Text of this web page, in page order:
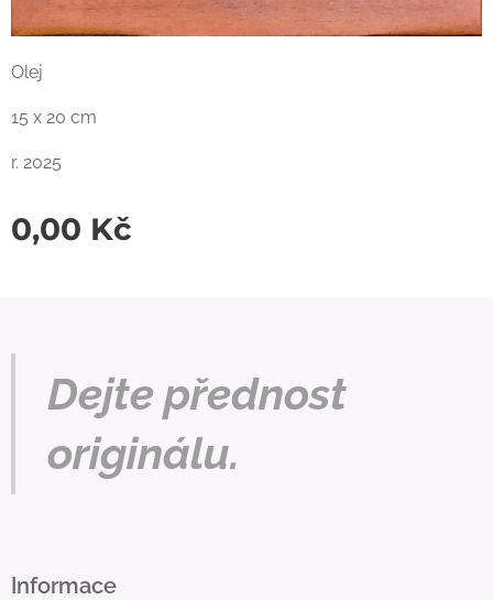
Olej
15 x 20 cm
r. 2025
0,00 Kč
Dejte přednost
originálu.
Informace